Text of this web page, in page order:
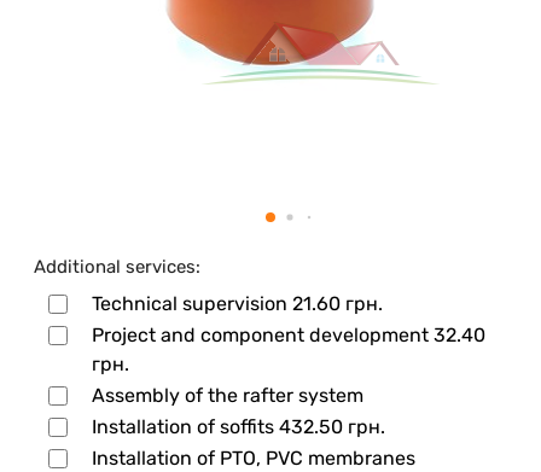
Additional services:
Technical supervision 21.60 грн.
Project and component development 32.40
грн.
Assembly of the rafter system
Installation of soffits 432.50 грн.
Installation of PTO, PVC membranes